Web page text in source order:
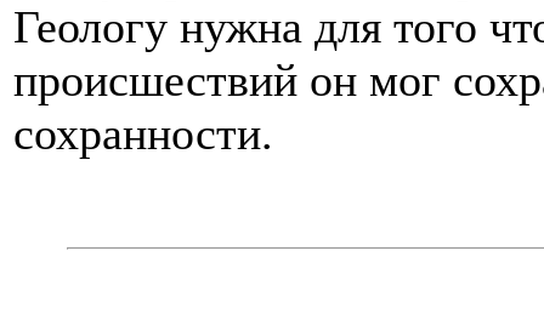
Геологу нужна для того
происшествий он мог
сохранности.